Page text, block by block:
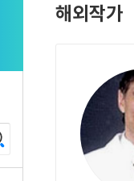
해외작가